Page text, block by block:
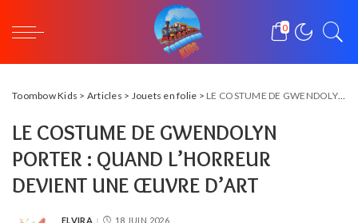
0
Toombow Kids > Articles > Jouets en folie > LE COSTUME DE GWENDOLYN PORTER : QUAND L’HORREUR DEVIENT UNE ŒUVRE D’ART
LE COSTUME DE GWENDOLYN
PORTER : QUAND L’HORREUR
DEVIENT UNE ŒUVRE D’ART
ELVIRA 18 JUIN 2026